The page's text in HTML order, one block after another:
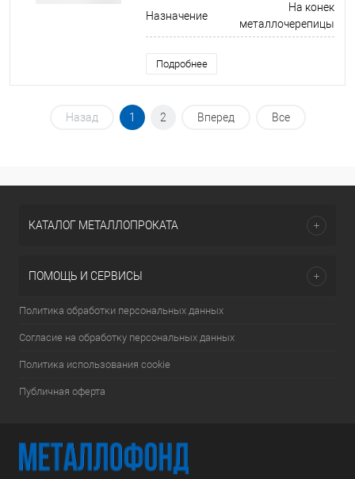
Назначение
На конек
металлочерепицы
Подробнее
Назад 1 2 Вперед Все
КАТАЛОГ МЕТАЛЛОПРОКАТА
ПОМОЩЬ И СЕРВИСЫ
Политика обработки персональных данных
Согласие на обработку персональных данных
Политика использования cookie
Публичная оферта